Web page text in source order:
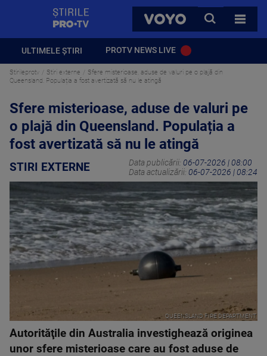
VOYO
CAUTA
TOATE
ULTIMELE ȘTIRI PROTV NEWS LIVE
Stirileprotv Stiri externe
Sfere misterioase, aduse de valuri pe o plajă din
Queensland. Populația a fost avertizată să nu le atingă
Sfere misterioase, aduse de valuri pe
o plajă din Queensland. Populația a
fost avertizată să nu le atingă
STIRI EXTERNE Data publicării: 06-07-2026 | 08:00
Data actualizării: 06-07-2026 | 08:24
QUEENSLAND FIRE DEPARTMENT
Autorităţile din Australia investighează originea
unor sfere misterioase care au fost aduse de